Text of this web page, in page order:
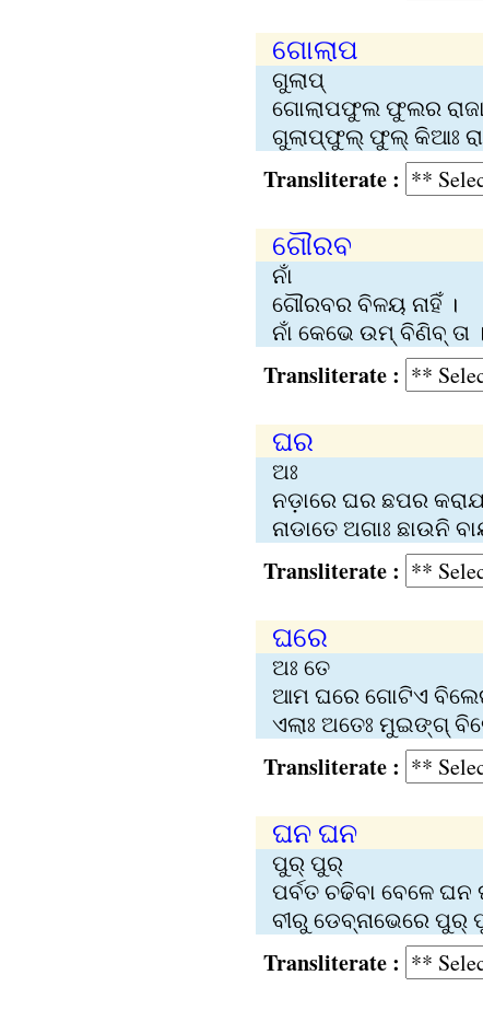
ଗୋଲାପ
ଗୁଲାପ୍‍
ଗୋଲାପଫୁଲ ଫୁଲର
ଗୁଲାପ୍‌ଫୁଲ୍‌ ଫୁଲ୍‌ କିଆଃ
Transliterate :
ଗୌରବ
ନାଁ
ଗୌରବର ବିଳୟ ନାହିଁ ।
ନାଁ କେଭେ ଉମ୍‍ ବିଣିବ୍‍ ତା ।
Transliterate :
ଘର
ଅଃ
ନଡ଼ାରେ ଘର ଛପର
ନାଡାତେ ଅଗାଃ ଛାଉନି
Transliterate :
ଘରେ
ଅଃ ତେ
ଆମ ଘରେ ଗୋଟିଏ
ଏଲାଃ ଅତେଃ ମୁଇଙ୍ଗ୍
Transliterate :
ଘନ ଘନ
ପୁର୍‌ ପୁର୍‌
ପର୍ବତ ଚଢିବା ବେଳେ
ବୀରୁ ଡେବ୍‌ନାଭେରେ ପୁର୍‌
Transliterate :